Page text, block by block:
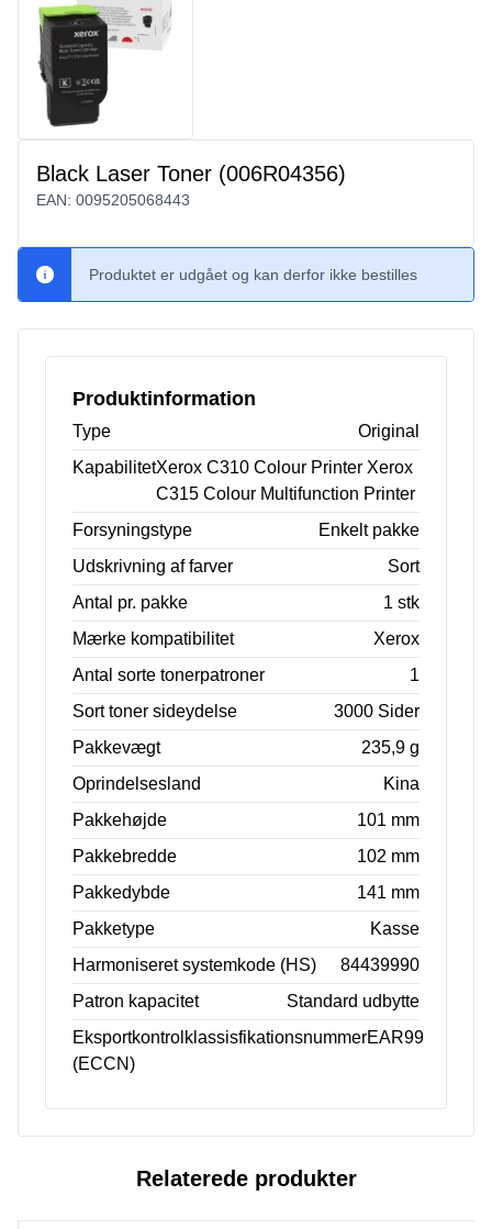
Black Laser Toner (006R04356)
EAN: 0095205068443
Produktet er udgået og kan derfor ikke bestilles
Produktinformation
Type
Original
KapabilitetXerox C310 Colour Printer Xerox
C315 Colour Multifunction Printer
Forsyningstype
Enkelt pakke
Udskrivning af farver
Sort
Antal pr. pakke
1 stk
Mærke kompatibilitet
Xerox
Antal sorte tonerpatroner
1
Sort toner sideydelse
3000 Sider
Pakkevægt
235,9 g
Oprindelsesland
Kina
Pakkehøjde
101 mm
Pakkebredde
102 mm
Pakkedybde
141 mm
Pakketype
Kasse
Harmoniseret systemkode (HS)
84439990
Patron kapacitet
Standard udbytte
Eksportkontrolklassisfikationsnummer
(ECCN)
EAR99
Relaterede produkter